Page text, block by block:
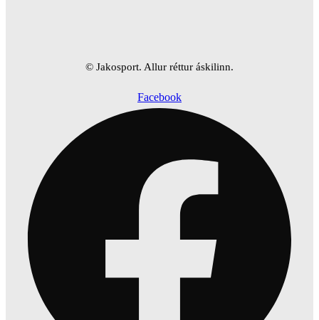
© Jakosport. Allur réttur áskilinn.
Facebook